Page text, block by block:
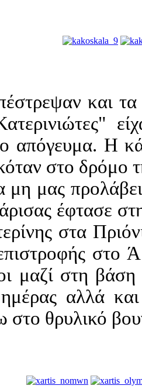
και
απόγευμα. Η
στο δρόμο
μη μας
έφτασε
στα
στο
μαζί στη
ημέρας αλλά
στο θρυλικό